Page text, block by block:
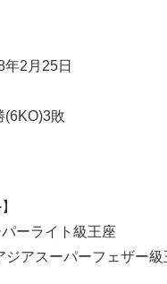
2月25日
(6KO)3敗
ーライト級王座
ジアスーパーフェザー級